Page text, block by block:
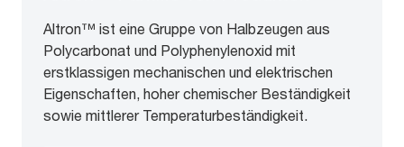
Altron™ ist eine Gruppe von Halbzeugen aus
Polycarbonat und Polyphenylenoxid mit
erstklassigen mechanischen und elektrischen
Eigenschaften, hoher chemischer Beständigkeit
sowie mittlerer Temperaturbeständigkeit.